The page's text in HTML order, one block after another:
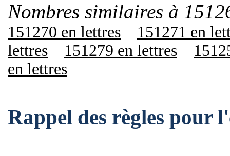
Nombres similaires à
151270 en lettres
151271 en
lettres
151279 en lettres
en lettres
Rappel des règles pour